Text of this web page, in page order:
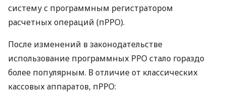
систему с программным регистратором
расчетных операций (пРРО).
После изменений в законодательстве
использование программных РРО стало гораздо
более популярным. В отличие от классических
кассовых аппаратов, пРРО: